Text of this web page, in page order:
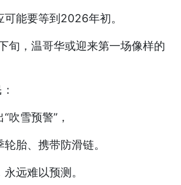
能要等到2026年初。
旬，温哥华或迎来第一场像样的
吹雪预警”，
胎、携带防滑链。
远难以预测。